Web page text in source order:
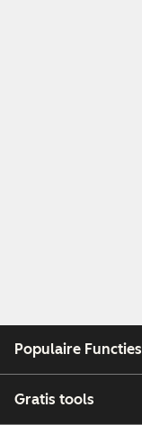
Populaire Functies
Gratis tools